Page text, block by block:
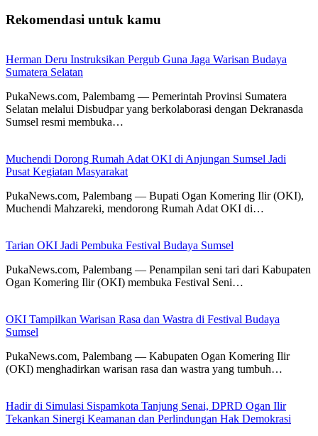
Rekomendasi untuk kamu
Herman Deru Instruksikan Pergub Guna Jaga Warisan Budaya
Sumatera Selatan
PukaNews.com, Palembamg — Pemerintah Provinsi Sumatera
Selatan melalui Disbudpar yang berkolaborasi dengan Dekranasda
Sumsel resmi membuka…
Muchendi Dorong Rumah Adat OKI di Anjungan Sumsel Jadi
Pusat Kegiatan Masyarakat
PukaNews.com, Palembang — Bupati Ogan Komering Ilir (OKI),
Muchendi Mahzareki, mendorong Rumah Adat OKI di…
Tarian OKI Jadi Pembuka Festival Budaya Sumsel
PukaNews.com, Palembang — Penampilan seni tari dari Kabupaten
Ogan Komering Ilir (OKI) membuka Festival Seni…
OKI Tampilkan Warisan Rasa dan Wastra di Festival Budaya
Sumsel
PukaNews.com, Palembang — Kabupaten Ogan Komering Ilir
(OKI) menghadirkan warisan rasa dan wastra yang tumbuh…
Hadir di Simulasi Sispamkota Tanjung Senai, DPRD Ogan Ilir
Tekankan Sinergi Keamanan dan Perlindungan Hak Demokrasi